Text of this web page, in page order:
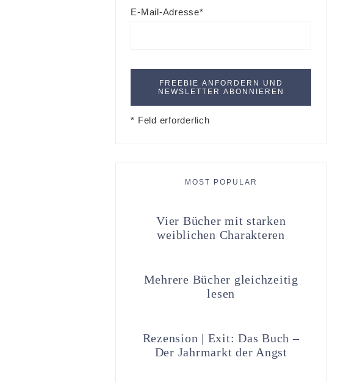
E-Mail-Adresse*
* Feld erforderlich
MOST POPULAR
Vier Bücher mit starken
weiblichen Charakteren
Mehrere Bücher gleichzeitig
lesen
Rezension | Exit: Das Buch –
Der Jahrmarkt der Angst